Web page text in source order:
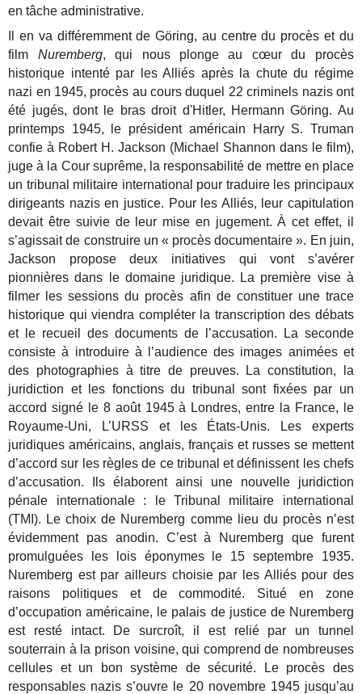
en tâche administrative.
Il en va différemment de Göring, au centre du procès et du
film Nuremberg, qui nous plonge au cœur du procès
historique intenté par les Alliés après la chute du régime
nazi en 1945, procès au cours duquel 22 criminels nazis ont
été jugés, dont le bras droit d'Hitler, Hermann Göring. Au
printemps 1945, le président américain Harry S. Truman
confie à Robert H. Jackson (Michael Shannon dans le film),
juge à la Cour suprême, la responsabilité de mettre en place
un tribunal militaire international pour traduire les principaux
dirigeants nazis en justice. Pour les Alliés, leur capitulation
devait être suivie de leur mise en jugement. À cet effet, il
s’agissait de construire un « procès documentaire ». En juin,
Jackson propose deux initiatives qui vont s’avérer
pionnières dans le domaine juridique. La première vise à
filmer les sessions du procès afin de constituer une trace
historique qui viendra compléter la transcription des débats
et le recueil des documents de l’accusation. La seconde
consiste à introduire à l’audience des images animées et
des photographies à titre de preuves. La constitution, la
juridiction et les fonctions du tribunal sont fixées par un
accord signé le 8 août 1945 à Londres, entre la France, le
Royaume-Uni, L’URSS et les États-Unis. Les experts
juridiques américains, anglais, français et russes se mettent
d’accord sur les règles de ce tribunal et définissent les chefs
d’accusation. Ils élaborent ainsi une nouvelle juridiction
pénale internationale : le Tribunal militaire international
(TMI). Le choix de Nuremberg comme lieu du procès n’est
évidemment pas anodin. C’est à Nuremberg que furent
promulguées les lois éponymes le 15 septembre 1935.
Nuremberg est par ailleurs choisie par les Alliés pour des
raisons politiques et de commodité. Situé en zone
d’occupation américaine, le palais de justice de Nuremberg
est resté intact. De surcroît, il est relié par un tunnel
souterrain à la prison voisine, qui comprend de nombreuses
cellules et un bon système de sécurité. Le procès des
responsables nazis s’ouvre le 20 novembre 1945 jusqu’au